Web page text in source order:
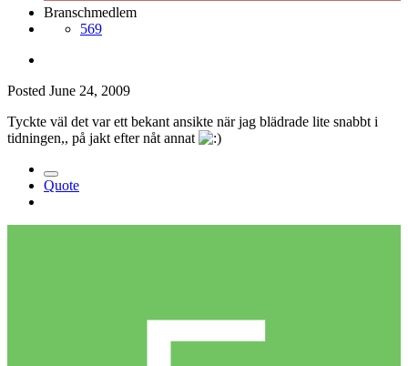
Branschmedlem
569
Posted June 24, 2009
Tyckte väl det var ett bekant ansikte när jag blädrade lite snabbt i
tidningen,, på jakt efter nåt annat
Quote